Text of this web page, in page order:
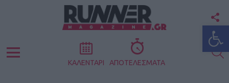
Menu ΚΑΛΕΝΤΑΡΙ ΑΠΟΤΕΛΕΣΜΑΤΑ